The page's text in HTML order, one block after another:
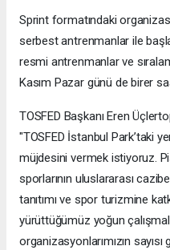
Sprint formatındaki
serbest antrenmanlar ile
resmi antrenmanlar ve
Kasım Pazar günü de birer
TOSFED Başkanı Eren
"TOSFED İstanbul Park’taki
müjdesini vermek istiyoruz.
sporlarının uluslararası
tanıtımı ve spor turizmine
yürüttüğümüz yoğun
organizasyonlarımızın